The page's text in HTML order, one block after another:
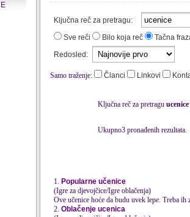
Ključna reč za pretragu:
Sve reči
Bilo koja reč
Tačna
Redosled:
Samo traženje: Članci Linkovi
Ključna reč za pretragu ucenice
Ukupno3 pronađenih rezultata.
1. Popularne učenice
(Igre za djevojčice/Igre oblačenja)
Ove učenice hoće da budu uvek lepe. Treba
2. Oblačenje ucenica